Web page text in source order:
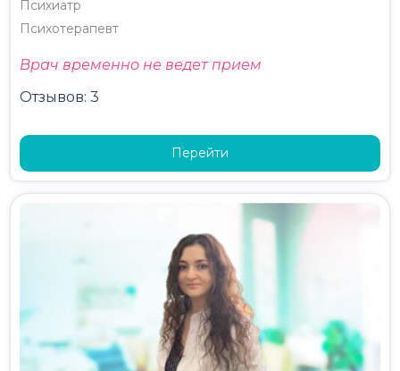
Психиатр
Психотерапевт
Врач временно не ведет прием
Отзывов: 3
Перейти